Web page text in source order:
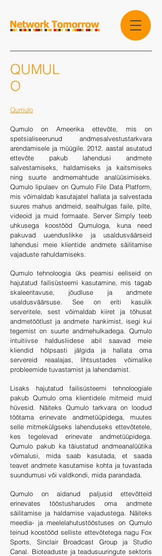
QUMUL
O
Qumulo
Qumulo on Ameerika ettevõte, mis on
spetsialiseerunud andmesalvestustarkvara
arendamisele ja müügile. 2012. aastal asutatud
ettevõte pakub lahendusi andmete
salvestamiseks, haldamiseks ja kaitsmiseks
ning suurte andmemahtude analüüsimiseks.
Qumulo lipulaev on Qumulo File Data Platform,
mis võimaldab kasutajatel hallata ja salvestada
suures mahus andmeid, sealhulgas faile, pilte,
videoid ja muid formaate. Server Simply teeb
uhkusega koostööd Qumuloga, kuna need
pakuvad uuenduslikke ja usaldusväärseid
lahendusi meie klientide andmete säilitamise
vajaduste rahuldamiseks.
Qumulo tehnoloogia üks peamisi eeliseid on
hajutatud failisüsteemi kasutamine, mis tagab
skaleeritavuse, jõudluse ja andmete
usaldusväärsuse. See on eriti kasulik
serveritele, sest võimaldab kiiret ja tõhusat
andmetöötlust ja andmete hankimist, isegi kui
tegemist on suurte andmehulkadega. Qumulo
intuitiivse haldusliidese abil saavad meie
kliendid hõlpsasti jälgida ja hallata oma
servereid reaalajas, lihtsustades võimalike
probleemide tuvastamist ja lahendamist.
Lisaks hajutatud failisüsteemi tehnoloogiale
pakub Qumulo oma klientidele mitmeid muid
hüvesid. Näiteks Qumulo tarkvara on loodud
töötama erinevate andmetüüpidega, muutes
selle mitmekülgseks lahenduseks ettevõtetele,
kes tegelevad erinevate andmetüüpidega.
Qumulo pakub ka täiustatud andmeanalüütika
võimalusi, mida saab kasutada, et saada
teavet andmete kasutamise kohta ja tuvastada
suundumusi või valdkondi, mida parandada.
Qumulo on aidanud paljusid ettevõtteid
erinevates tööstusharudes oma andmete
säilitamise ja haldamise vajadustega. Näiteks
meedia- ja meelelahutustööstuses on Qumulo
teinud koostööd selliste ettevõtetega nagu Fox
Sports, Sinclair Broadcast Group ja Studio
Canal. Bioteaduste ja teadusuuringute sektoris